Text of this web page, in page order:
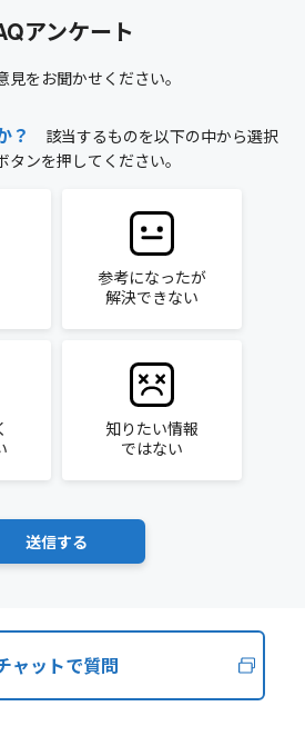
アンケート
見をお聞かせください。
？
該当するものを以下の中から選択
タンを押してください。
参考になったが
解決できない
知りたい情報
ではない
ャットで質問